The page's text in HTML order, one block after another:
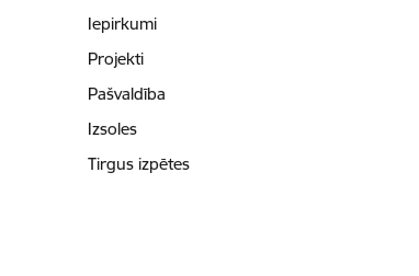
Iepirkumi
Projekti
Pašvaldība
Izsoles
Tirgus izpētes